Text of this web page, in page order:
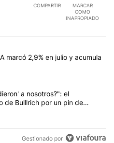
COMPARTIR
MARCAR
COMO
INAPROPIADO
con más comentarios en los
título "La inflación en CABA
marcó 2,9% en julio y acumula
título ""¿Por qué 'nonoslodieron'
a nosotros?": el
de Bulllrich por un pin de
Gestionado por